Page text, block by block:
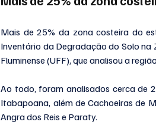
Mais de 25% da zona costeira do
Inventário da Degradação do Solo na
Fluminense (UFF), que analisou a
Ao todo, foram analisados cerca de
Itabapoana, além de Cachoeiras de
Angra dos Reis e Paraty.